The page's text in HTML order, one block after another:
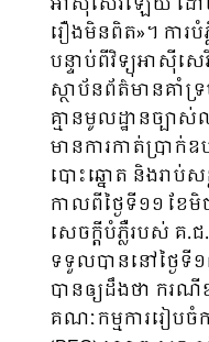
រឿងមិនពិត»។ ការបំ
បន្ទាប់ពីវិទ្យុអាស៊ីស
ស្ថាប័នព័ត៌មានគាំទ្
គ្មានមូលដ្ឋានច្ប
មានការកាត់ប្រាក់ឧ
បោះឆ្នោត និងរាប់ស
កាលពីថ្ងៃទី១១ ខែ
សេចក្ដីបំភ្លឺរបស់ គ.
ទទួលបាននៅថ្ងៃទី១
បានឲ្យដឹងថា ករណី
គណៈកម្មការរៀបចំក